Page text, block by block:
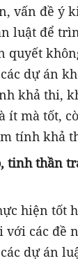
vấn đề ý
luật để
quyết
dự án
khả thi,
ít mà tốt,
tính khả
tinh thần
hiện tốt
với các đề
dự án